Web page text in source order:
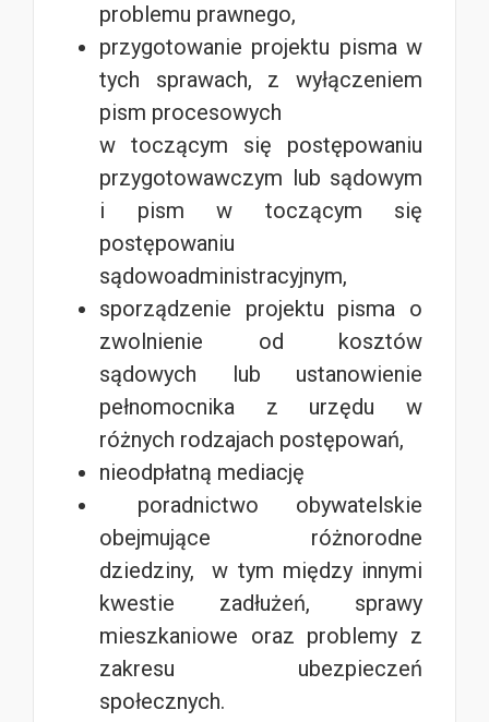
problemu prawnego,
przygotowanie projektu pisma w
tych sprawach, z wyłączeniem
pism procesowych
w toczącym się postępowaniu
przygotowawczym lub sądowym
i pism w toczącym się
postępowaniu
sądowoadministracyjnym,
sporządzenie projektu pisma o
zwolnienie od kosztów
sądowych lub ustanowienie
pełnomocnika z urzędu w
różnych rodzajach postępowań,
nieodpłatną mediację
poradnictwo obywatelskie
obejmujące różnorodne
dziedziny, w tym między innymi
kwestie zadłużeń, sprawy
mieszkaniowe oraz problemy z
zakresu ubezpieczeń
społecznych.